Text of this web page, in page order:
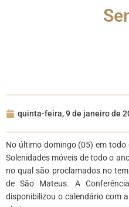
quinta-feira, 9 de janeiro de
No último domingo (05) em
Solenidades móveis de todo o
no qual são proclamados no
de São Mateus. A
disponibilizou o calendário com